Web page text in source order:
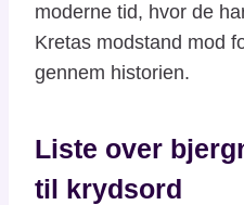
moderne tid, hvor de
Kretas modstand mod
gennem historien.
Liste over
til krydsord